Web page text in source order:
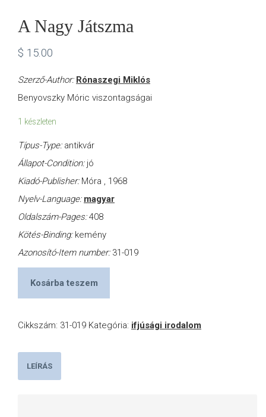
A Nagy Játszma
$ 15.00
Szerző-Author: Rónaszegi Miklós
Benyovszky Móric viszontagságai
1 készleten
Típus-Type: antikvár
Állapot-Condition: jó
Kiadó-Publisher: Móra , 1968
Nyelv-Language: magyar
Oldalszám-Pages:408
Kötés-Binding: kemény
Azonosító-Item number: 31-019
Kosárba teszem
Cikkszám: 31-019 Kategória: ifjúsági irodalom
LEÍRÁS